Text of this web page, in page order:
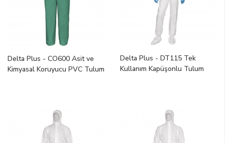
PAHALIDAN > UCUZA
ÜRÜN KODU (A - Z)
ÜRÜN KODU (Z - A)
Delta Plus - CO600 Asit ve
Kimyasal Koruyucu PVC Tulum
Delta Plus - DT115 Tek
Kullanım Kapüşonlu Tulum